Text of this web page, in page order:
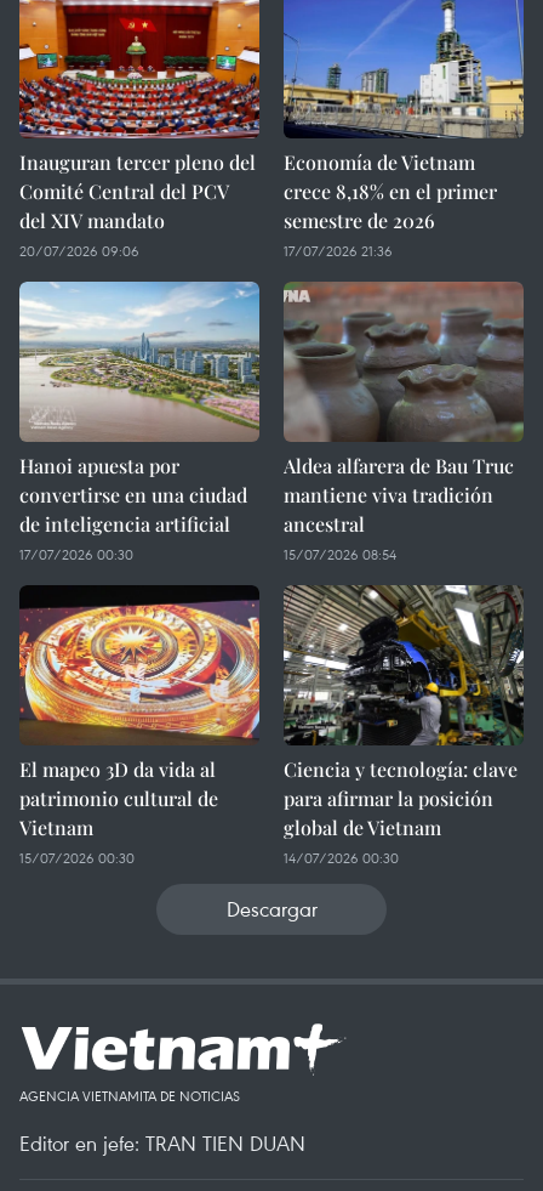
Inauguran tercer pleno del
Comité Central del PCV
del XIV mandato
20/07/2026 09:06
Economía de Vietnam
crece 8,18% en el primer
semestre de 2026
17/07/2026 21:36
Hanoi apuesta por
convertirse en una ciudad
de inteligencia artificial
17/07/2026 00:30
Aldea alfarera de Bau Truc
mantiene viva tradición
ancestral
15/07/2026 08:54
El mapeo 3D da vida al
patrimonio cultural de
Vietnam
15/07/2026 00:30
Ciencia y tecnología: clave
para afirmar la posición
global de Vietnam
14/07/2026 00:30
Descargar
AGENCIA VIETNAMITA DE NOTICIAS
Editor en jefe: TRAN TIEN DUAN